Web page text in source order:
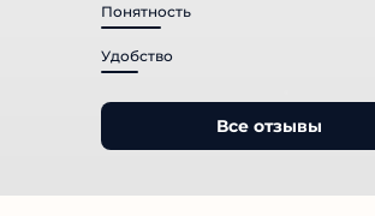
Понятность
Удобство
Все отзывы